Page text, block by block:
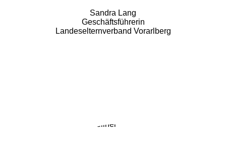
Sandra Lang
Geschäftsführerin
Landeselternverband Vorarlberg